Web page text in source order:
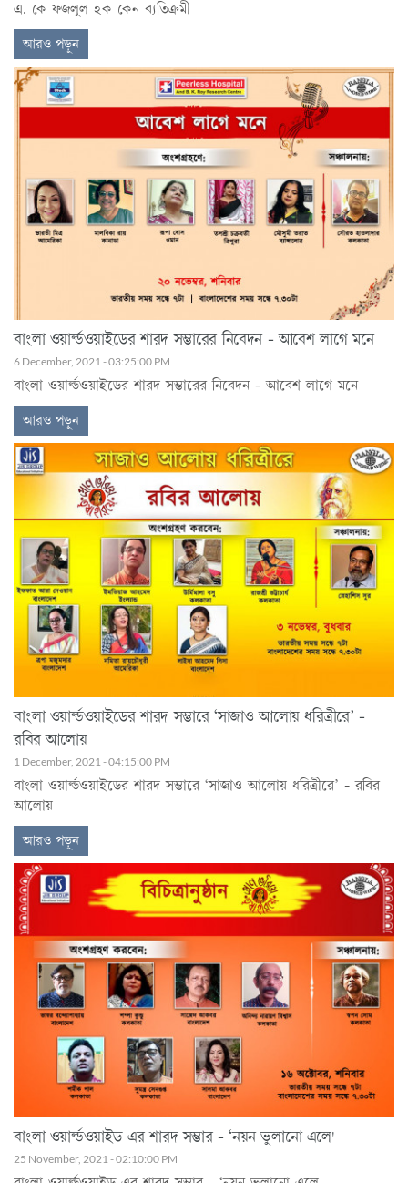
এ. কে ফজলুল হক কেন ব্যতিক্রমী
আরও পড়ুন
বাংলা ওয়ার্ল্ডওয়াইডের শারদ সম্ভারের নিবেদন - আবেশ লাগে মনে
6 December, 2021 - 03:25:00 PM
বাংলা ওয়ার্ল্ডওয়াইডের শারদ সম্ভারের নিবেদন - আবেশ লাগে মনে
আরও পড়ুন
বাংলা ওয়ার্ল্ডওয়াইডের শারদ সম্ভারে ‘সাজাও আলোয় ধরিত্রীরে’ -
রবির আলোয়
1 December, 2021 - 04:15:00 PM
বাংলা ওয়ার্ল্ডওয়াইডের শারদ সম্ভারে ‘সাজাও আলোয় ধরিত্রীরে’ - রবির
আলোয়
আরও পড়ুন
বাংলা ওয়ার্ল্ডওয়াইড এর শারদ সম্ভার - ‘নয়ন ভুলানো এলে'
25 November, 2021 - 02:10:00 PM